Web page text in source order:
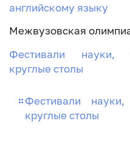
английскому языку
Межвузовская
Фестивали науки,
круглые столы
Фестивали науки,
круглые столы